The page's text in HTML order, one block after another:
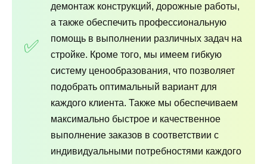
демонтаж конструкций, дорожные работы,
а также обеспечить профессиональную
помощь в выполнении различных задач на
стройке. Кроме того, мы имеем гибкую
систему ценообразования, что позволяет
подобрать оптимальный вариант для
каждого клиента. Также мы обеспечиваем
максимально быстрое и качественное
выполнение заказов в соответствии с
индивидуальными потребностями каждого